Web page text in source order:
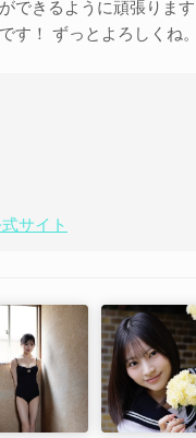
できるように頑張ります
す！ ずっとよろしくね。
サイト